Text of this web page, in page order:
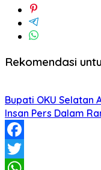
Rekomendasi
Bupati OKU Selatan
Insan Pers Dalam
Facebook